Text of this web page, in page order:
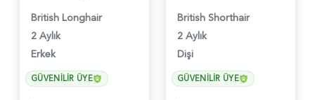
British Longhair
2 Aylık
Erkek
GÜVENILIR ÜYE
British Shorthair
2 Aylık
Dişi
GÜVENILIR ÜYE